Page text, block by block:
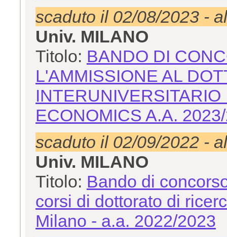
scaduto il 02/08/2023 -
Univ. MILANO
Titolo: BANDO DI
L'AMMISSIONE AL
ECONOMICS A.A.
scaduto il 02/09/2022 -
Univ. MILANO
Titolo: Bando di
corsi di dottorato di
Milano - a.a. 2022/2023